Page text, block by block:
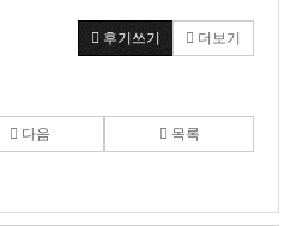
후기쓰기 더보기
다음 목록